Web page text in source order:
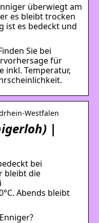
überwiegt am
es bleibt trocken
ist es bedeckt und
Sie bei
für
inkl. Temperatur,
Westfalen
|
bei
bleibt die
Abends bleibt